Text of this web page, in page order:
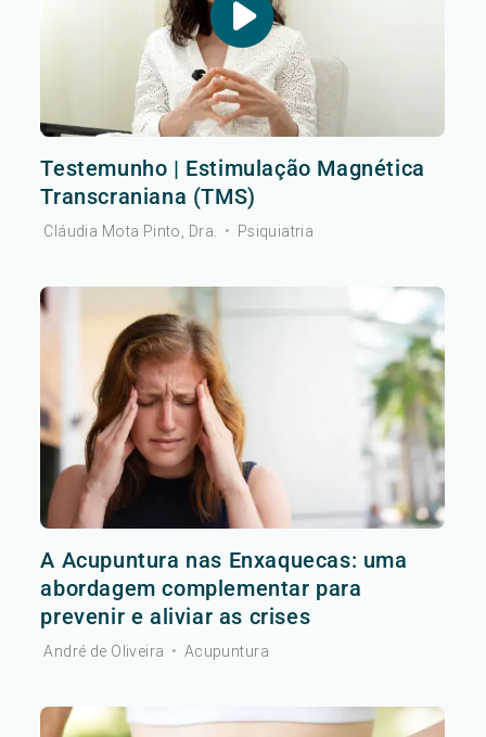
Testemunho | Estimulação Magnética
Transcraniana (TMS)
Cláudia Mota Pinto, Dra. • Psiquiatria
A Acupuntura nas Enxaquecas: uma
abordagem complementar para
prevenir e aliviar as crises
André de Oliveira • Acupuntura